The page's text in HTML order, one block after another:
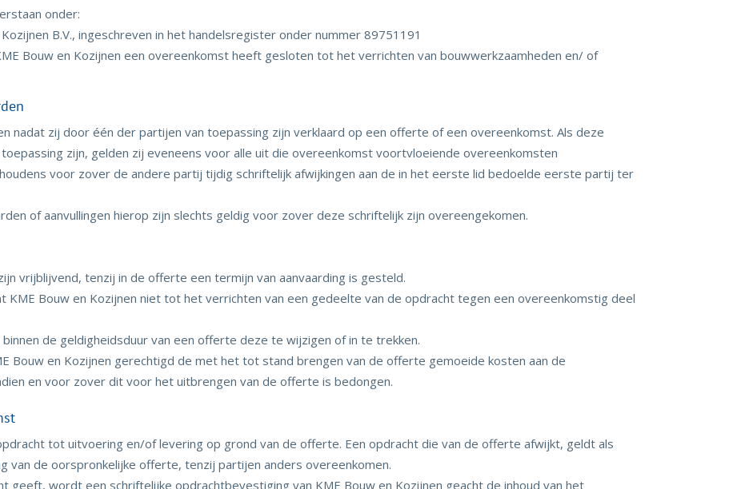
onder:
B.V., ingeschreven in het handelsregister onder nummer 89751191
Bouw en Kozijnen een overeenkomst heeft gesloten tot het verrichten van bouwwerkzaamheden en/ of
nadat zij door één der partijen van toepassing zijn verklaard op een offerte of een overeenkomst. Als deze
zijn, gelden zij eveneens voor alle uit die overeenkomst voortvloeiende overeenkomsten
voor zover de andere partij tijdig schriftelijk afwijkingen aan de in het eerste lid bedoelde eerste partij ter
of aanvullingen hierop zijn slechts geldig voor zover deze schriftelijk zijn overeengekomen.
vrijblijvend, tenzij in de offerte een termijn van aanvaarding is gesteld.
KME Bouw en Kozijnen niet tot het verrichten van een gedeelte van de opdracht tegen een overeenkomstig deel
de geldigheidsduur van een offerte deze te wijzigen of in te trekken.
Bouw en Kozijnen gerechtigd de met het tot stand brengen van de offerte gemoeide kosten aan de
en voor zover dit voor het uitbrengen van de offerte is bedongen.
tot uitvoering en/of levering op grond van de offerte. Een opdracht die van de offerte afwijkt, geldt als
van de oorspronkelijke offerte, tenzij partijen anders overeenkomen.
geeft, wordt een schriftelijke opdrachtbevestiging van KME Bouw en Kozijnen geacht de inhoud van het